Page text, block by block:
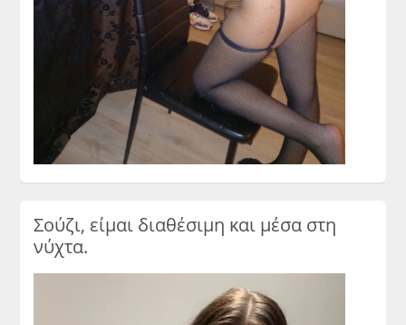
Σούζι, είμαι διαθέσιμη και μέσα στη
νύχτα.